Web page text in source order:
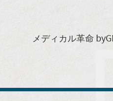
メディカル革命